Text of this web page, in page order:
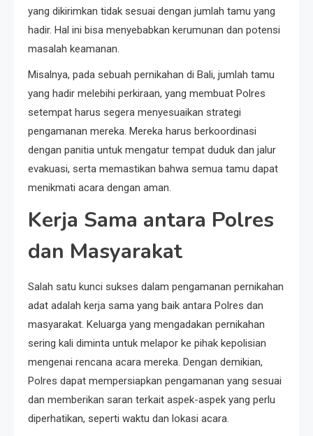
yang dikirimkan tidak sesuai dengan jumlah tamu yang
hadir. Hal ini bisa menyebabkan kerumunan dan potensi
masalah keamanan.
Misalnya, pada sebuah pernikahan di Bali, jumlah tamu
yang hadir melebihi perkiraan, yang membuat Polres
setempat harus segera menyesuaikan strategi
pengamanan mereka. Mereka harus berkoordinasi
dengan panitia untuk mengatur tempat duduk dan jalur
evakuasi, serta memastikan bahwa semua tamu dapat
menikmati acara dengan aman.
Kerja Sama antara Polres
dan Masyarakat
Salah satu kunci sukses dalam pengamanan pernikahan
adat adalah kerja sama yang baik antara Polres dan
masyarakat. Keluarga yang mengadakan pernikahan
sering kali diminta untuk melapor ke pihak kepolisian
mengenai rencana acara mereka. Dengan demikian,
Polres dapat mempersiapkan pengamanan yang sesuai
dan memberikan saran terkait aspek-aspek yang perlu
diperhatikan, seperti waktu dan lokasi acara.